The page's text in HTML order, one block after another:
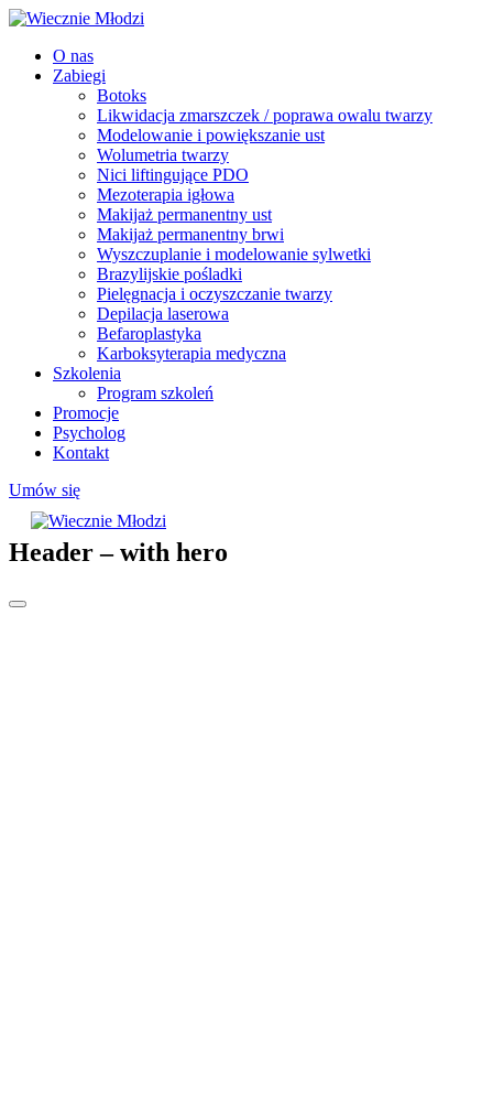
O nas
Zabiegi
Botoks
Likwidacja zmarszczek / poprawa owalu twarzy
Modelowanie i powiększanie ust
Wolumetria twarzy
Nici liftingujące PDO
Mezoterapia igłowa
Makijaż permanentny ust
Makijaż permanentny brwi
Wyszczuplanie i modelowanie sylwetki
Brazylijskie pośladki
Pielęgnacja i oczyszczanie twarzy
Depilacja laserowa
Befaroplastyka
Karboksyterapia medyczna
Szkolenia
Program szkoleń
Promocje
Psycholog
Kontakt
Umów się
Header – with hero